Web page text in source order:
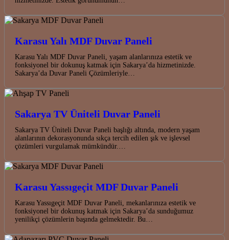
Karasu Yalı MDF Duvar Paneli
Karasu Yalı MDF Duvar Paneli, yaşam alanlarınıza estetik ve
fonksiyonel bir dokunuş katmak için Sakarya’da hizmetinizde.
Sakarya’da Duvar Paneli Çözümleriyle…
Sakarya TV Üniteli Duvar Paneli
Sakarya TV Üniteli Duvar Paneli başlığı altında, modern yaşam
alanlarının dekorasyonunda sıkça tercih edilen şık ve işlevsel
çözümleri vurgulamak mümkündür.…
Karasu Yassıgeçit MDF Duvar Paneli
Karasu Yassıgeçit MDF Duvar Paneli, mekanlarınıza estetik ve
fonksiyonel bir dokunuş katmak için Sakarya’da sunduğumuz
yenilikçi çözümlerin başında gelmektedir. Bu…